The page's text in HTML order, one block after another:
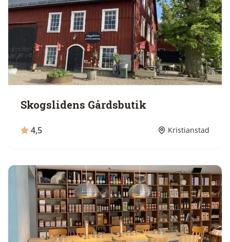
Skogslidens Gårdsbutik
4,5 Kristianstad